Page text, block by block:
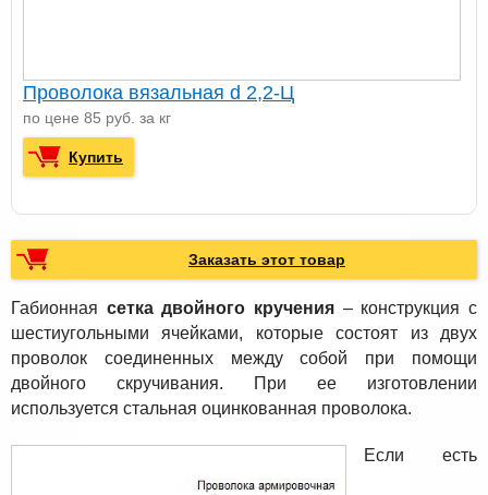
Проволока вязальная d 2,2-Ц
по цене 85 руб. за кг
Купить
Заказать этот товар
Габионная сетка двойного кручения – конструкция c
шестиугольными ячейками, которые состоят из двух
проволок соединенных между собой при помощи
двойного скручивания. При ее изготовлении
используется стальная оцинкованная проволока.
Если есть